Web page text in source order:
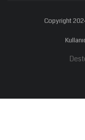
Copyright